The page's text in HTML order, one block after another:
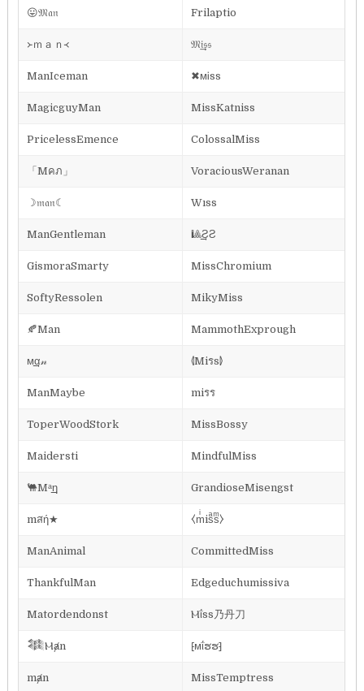
😛𝔐𝔞𝔫 Frilaptio
᚛ｍａｎ᚜ 𝔐𝔦͢͢͢𝔰𝔰
ManIceman ✖ᴍᎥss
MagicguyMan MissKatniss
PricelessEmence ColossalMiss
「Mคภ」 VoraciousWeranan
☽𝔪𝔞𝔫☾ Wıss
ManGentleman 🎱͢͢͢ƧƧ
GismoraSmarty MissChromium
SoftyRessolen MikyMiss
🍂Man MammothExprough
ᴍ͢͢͢α𝓃 ⦉Miรs⦊
ManMaybe miรร
ToperWoodStork MissBossy
Maidersti MindfulMiss
🐫Mᵃ͢͢͢η GrandioseMisengst
mสή★ ⧼mͥisͣsͫ⧽
ManAnimal CommittedMiss
ThankfulMan Edgeduchumissiva
Matordendonst Ⲙΐss乃丹刀
𒈞Ⲙⱥn ⁅ᴍΐຮຮ⁆
mⱥn MissTemptress